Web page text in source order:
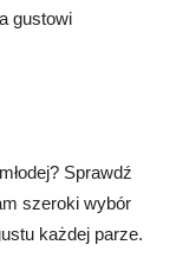
gustowi
Sprawdź
szeroki wybór
każdej parze.